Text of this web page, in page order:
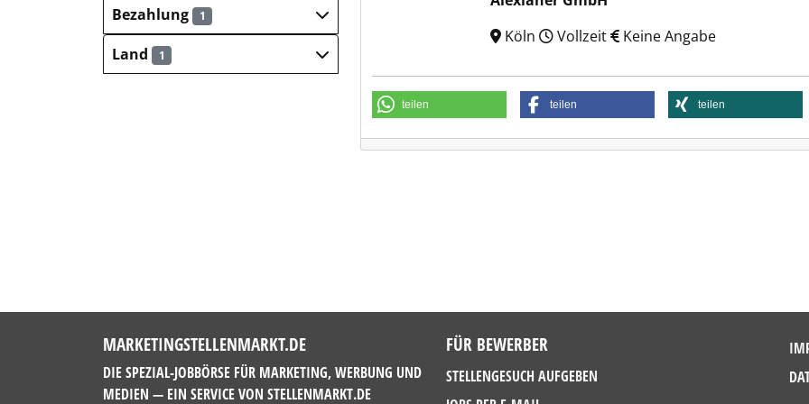
Bezahlung 1
Land 1
Köln
Vollzeit Keine Angabe
teilen teilen teilen
MARKETINGSTELLENMARKT.DE
DIE SPEZIAL-JOBBÖRSE FÜR MARKETING, WERBUNG UND
MEDIEN — EIN SERVICE VON STELLENMARKT.DE
FÜR BEWERBER
STELLENGESUCH AUFGEBEN